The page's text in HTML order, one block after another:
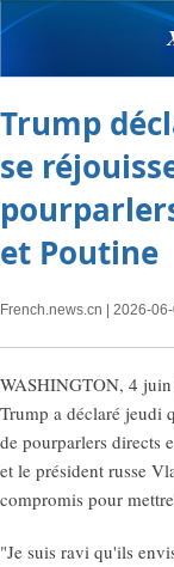
Trump
se
et Poutine
French.news.cn | 2026-
WASHINGTON, 4
Trump a déclaré jeudi
de pourparlers directs
et le président russe
compromis pour
"Je suis ravi qu'ils